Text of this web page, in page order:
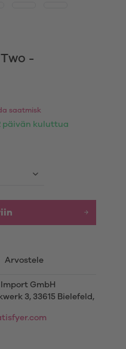
-
saatmisk
päivän kuluttua
Arvostele
GmbH
3, 33615 Bielefeld,